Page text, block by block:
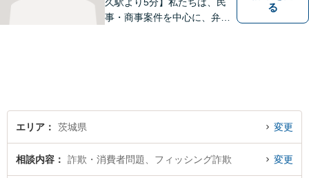
事・商事案件を中心に、弁護
気軽にご相談ください。
る
エリア 茨城県 変更
相談内容 詐欺・消費者問題、フィッシング詐欺 変更